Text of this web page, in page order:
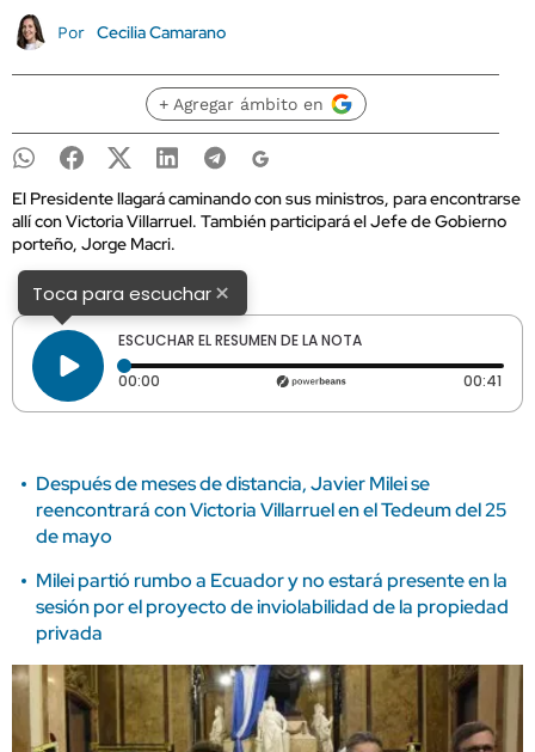
Por Cecilia Camarano
+ Agregar ámbito en
El Presidente llagará caminando con sus ministros, para encontrarse
allí con Victoria Villarruel. También participará el Jefe de Gobierno
porteño, Jorge Macri.
Toca para escuchar×
ESCUCHAR EL RESUMEN DE LA NOTA
00:00 Tiempo transcurrido: 0 segundos 00:41
Después de meses de distancia, Javier Milei se
reencontrará con Victoria Villarruel en el Tedeum del 25
de mayo
Milei partió rumbo a Ecuador y no estará presente en la
sesión por el proyecto de inviolabilidad de la propiedad
privada